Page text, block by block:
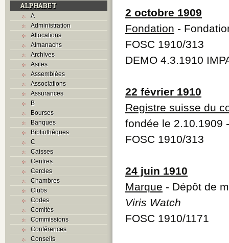
ALPHABET
A
Administration
Allocations
Almanachs
Archives
Asiles
Assemblées
Associations
Assurances
B
Bourses
Banques
Bibliothèques
C
Caisses
Centres
Cercles
Chambres
Clubs
Codes
Comités
Commissions
Conférences
Conseils
2 octobre 1909
Fondation -
FOSC 1910/313
DEMO 4.3.1910
22 février 1910
Registre suisse du
fondée le 2.10.1909
FOSC 1910/313
24 juin 1910
Marque - Dépôt de
Viris Watch
FOSC 1910/1171